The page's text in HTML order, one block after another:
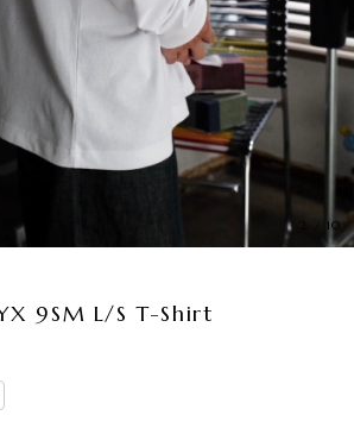
3 10
9SM L/S T-Shirt